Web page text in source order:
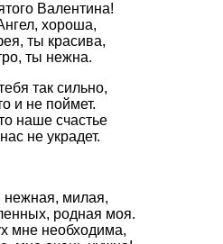
Валентина!
хороша,
ты красива,
ты нежна.
так сильно,
и не поймет.
наше счастье
не украдет.
милая,
родная моя.
мне необходима,